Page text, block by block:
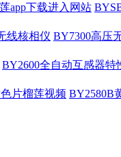
app下载进入网站
线核相仪 BY7300高压
BY2600全自动互感器特
片榴莲视频 BY2580B